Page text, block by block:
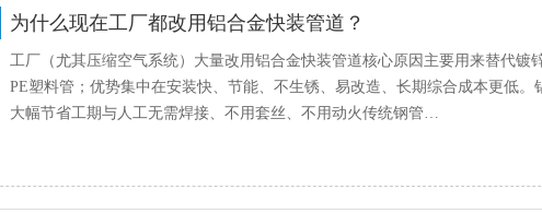
为什么现在工厂都改用铝合金快装管道？
工厂（尤其压缩空气系统）大量改用铝合金快装管道核心原因主要用来替代镀
PE塑料管；优势集中在安装快、节能、不生锈、易改造、长期综合成本更低。
大幅节省工期与人工无需焊接、不用套丝、不用动火传统钢管…